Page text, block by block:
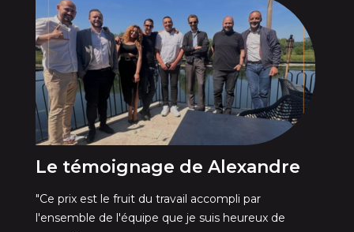
Le témoignage de Alexandre
"Ce prix est le fruit du travail accompli par
l'ensemble de l'équipe que je suis heureux de